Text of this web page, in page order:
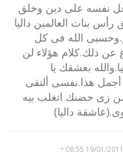
نفسه على دين وخلق
بنات العالمين داليا
الله فى كل
عن ذلك.كلام هؤلاء لن
بعشقك يا
أجمل هذا.نفسى ألتقى
زى حضنك اتغلب بيه
داليا)
19/01/2011 08:55
-